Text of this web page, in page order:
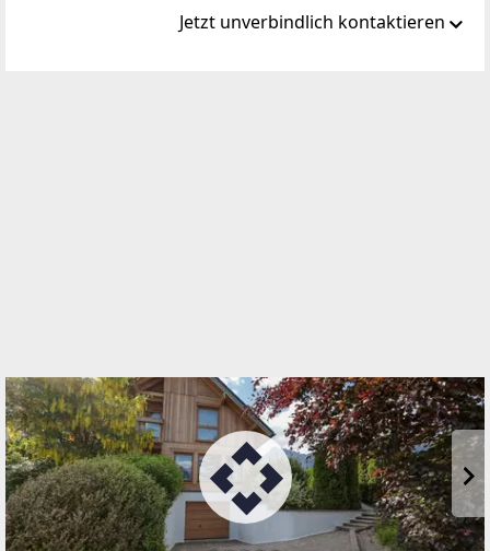
Jetzt unverbindlich kontaktieren